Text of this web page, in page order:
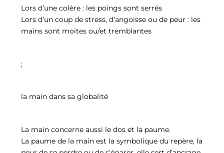
Lors d’une colère : les poings sont serrés
Lors d’un coup de stress, d’angoisse ou de peur : les
mains sont moites ou/et tremblantes
;
la main dans sa globalité
La main concerne aussi le dos et la paume.
La paume de la main est la symbolique du repère, la